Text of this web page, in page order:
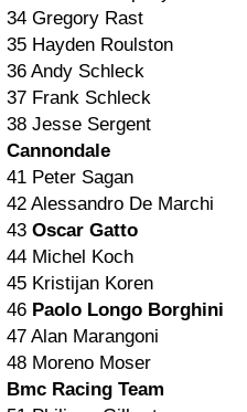
34 Gregory Rast
35 Hayden Roulston
36 Andy Schleck
37 Frank Schleck
38 Jesse Sergent
Cannondale
41 Peter Sagan
42 Alessandro De Marchi
43 Oscar Gatto
44 Michel Koch
45 Kristijan Koren
46 Paolo Longo Borghini
47 Alan Marangoni
48 Moreno Moser
Bmc Racing Team